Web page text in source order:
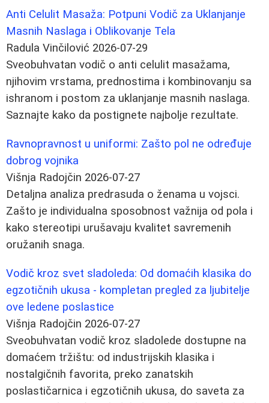
Anti Celulit Masaža: Potpuni Vodič za Uklanjanje
Masnih Naslaga i Oblikovanje Tela
Radula Vinčilović 2026-07-29
Sveobuhvatan vodič o anti celulit masažama,
njihovim vrstama, prednostima i kombinovanju sa
ishranom i postom za uklanjanje masnih naslaga.
Saznajte kako da postignete najbolje rezultate.
Ravnopravnost u uniformi: Zašto pol ne određuje
dobrog vojnika
Višnja Radojčin 2026-07-27
Detaljna analiza predrasuda o ženama u vojsci.
Zašto je individualna sposobnost važnija od pola i
kako stereotipi urušavaju kvalitet savremenih
oružanih snaga.
Vodič kroz svet sladoleda: Od domaćih klasika do
egzotičnih ukusa - kompletan pregled za ljubitelje
ove ledene poslastice
Višnja Radojčin 2026-07-27
Sveobuhvatan vodič kroz sladolede dostupne na
domaćem tržištu: od industrijskih klasika i
nostalgičnih favorita, preko zanatskih
poslastičarnica i egzotičnih ukusa, do saveta za